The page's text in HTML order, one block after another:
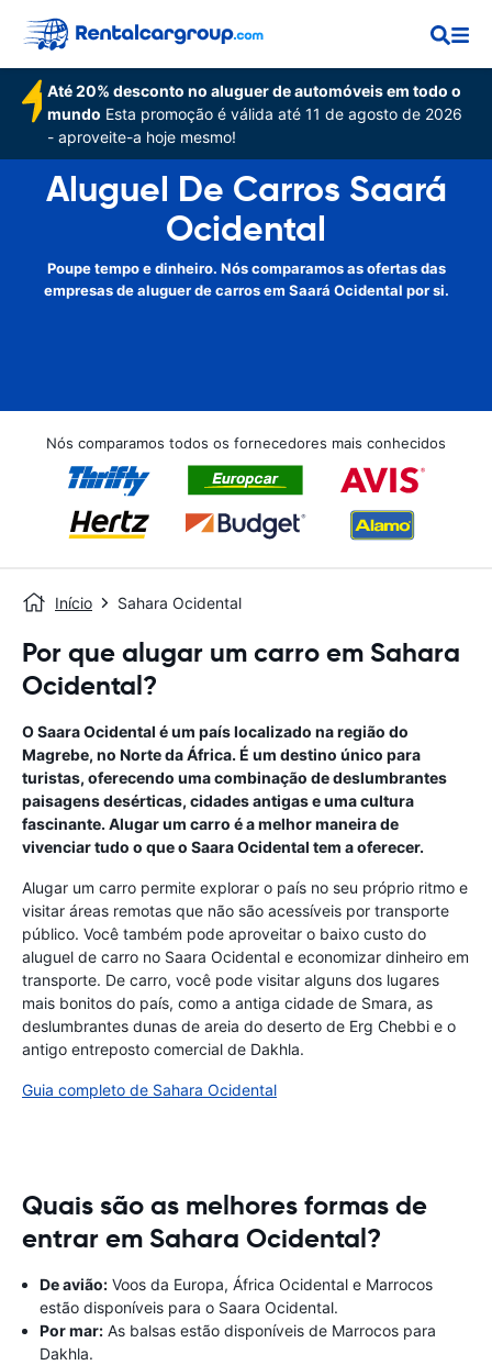
Até 20% desconto no aluguer de automóveis em todo o
mundo Esta promoção é válida até 11 de agosto de 2026
- aproveite-a hoje mesmo!
Aluguel De Carros Saará
Ocidental
Poupe tempo e dinheiro. Nós comparamos as ofertas das
empresas de aluguer de carros em Saará Ocidental por si.
Nós comparamos todos os fornecedores mais conhecidos
Início Sahara Ocidental
Por que alugar um carro em Sahara
Ocidental?
O Saara Ocidental é um país localizado na região do
Magrebe, no Norte da África. É um destino único para
turistas, oferecendo uma combinação de deslumbrantes
paisagens desérticas, cidades antigas e uma cultura
fascinante. Alugar um carro é a melhor maneira de
vivenciar tudo o que o Saara Ocidental tem a oferecer.
Alugar um carro permite explorar o país no seu próprio ritmo e
visitar áreas remotas que não são acessíveis por transporte
público. Você também pode aproveitar o baixo custo do
aluguel de carro no Saara Ocidental e economizar dinheiro em
transporte. De carro, você pode visitar alguns dos lugares
mais bonitos do país, como a antiga cidade de Smara, as
deslumbrantes dunas de areia do deserto de Erg Chebbi e o
antigo entreposto comercial de Dakhla.
Guia completo de Sahara Ocidental
Quais são as melhores formas de
entrar em Sahara Ocidental?
De avião: Voos da Europa, África Ocidental e Marrocos
estão disponíveis para o Saara Ocidental.
Por mar: As balsas estão disponíveis de Marrocos para
Dakhla.